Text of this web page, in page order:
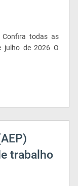
Confira todas as
julho de 2026 O
trabalho